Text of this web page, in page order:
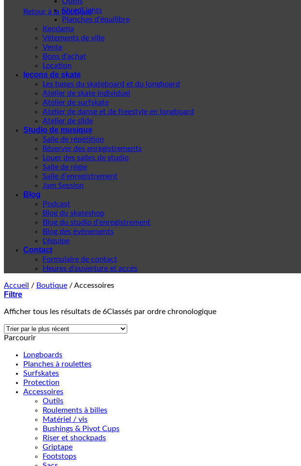
Retour à la boutique
ShredLights
Planches d'équilibre
Kendama
Vêtements de ville
Vente
Bons d'achat
Location
leçons de skate
Les bases du skateboard et du longboard
Atelier de skate individuel
Atelier de surfskate
Atelier de danse et de freestyle en longboard
Atelier de slide
Studio de musique
Salle de répétition
Réserver des enregistrements
Louer des salles de studio
Salle de régie
Salle d'enregistrement
Jam Session
Blog
Podcast
Blog du skateshop
Blog du studio d'enregistrement
Blog des événements
L'équipe
Contact
Formulaire de contact
Heures d'ouverture et accès
Accueil / Boutique /Accessoires
Filtre
Afficher tous les résultats de 6Classés par ordre chronologique
Parcourir
Longboards
Planches à roulettes
Surfskates
Protection
Accessoires
Outils
Roulements à billes
Matériel / vis
Bushings & Pivot Cups
Riser et shockpads
Griptape
Footstops